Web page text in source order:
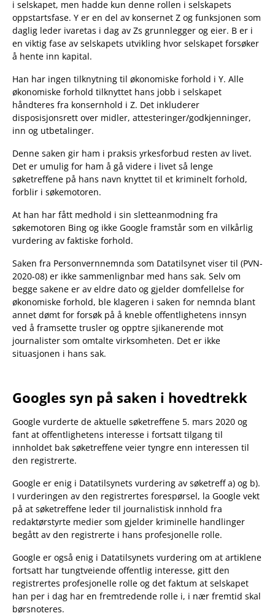
i selskapet, men hadde kun denne rollen i selskapets
oppstartsfase. Y er en del av konsernet Z og funksjonen som
daglig leder ivaretas i dag av Zs grunnlegger og eier. B er i
en viktig fase av selskapets utvikling hvor selskapet forsøker
å hente inn kapital.
Han har ingen tilknytning til økonomiske forhold i Y. Alle
økonomiske forhold tilknyttet hans jobb i selskapet
håndteres fra konsernhold i Z. Det inkluderer
disposisjonsrett over midler, attesteringer/godkjenninger,
inn og utbetalinger.
Denne saken gir ham i praksis yrkesforbud resten av livet.
Det er umulig for ham å gå videre i livet så lenge
søketreffene på hans navn knyttet til et kriminelt forhold,
forblir i søkemotoren.
At han har fått medhold i sin sletteanmodning fra
søkemotoren Bing og ikke Google framstår som en vilkårlig
vurdering av faktiske forhold.
Saken fra Personvernnemnda som Datatilsynet viser til (PVN-
2020-08) er ikke sammenlignbar med hans sak. Selv om
begge sakene er av eldre dato og gjelder domfellelse for
økonomiske forhold, ble klageren i saken for nemnda blant
annet dømt for forsøk på å kneble offentlighetens innsyn
ved å framsette trusler og opptre sjikanerende mot
journalister som omtalte virksomheten. Det er ikke
situasjonen i hans sak.
Googles syn på saken i hovedtrekk
Google vurderte de aktuelle søketreffene 5. mars 2020 og
fant at offentlighetens interesse i fortsatt tilgang til
innholdet bak søketreffene veier tyngre enn interessen til
den registrerte.
Google er enig i Datatilsynets vurdering av søketreff a) og b).
I vurderingen av den registrertes forespørsel, la Google vekt
på at søketreffene leder til journalistisk innhold fra
redaktørstyrte medier som gjelder kriminelle handlinger
begått av den registrerte i hans profesjonelle rolle.
Google er også enig i Datatilsynets vurdering om at artiklene
fortsatt har tungtveiende offentlig interesse, gitt den
registrertes profesjonelle rolle og det faktum at selskapet
han per i dag har en fremtredende rolle i, i nær fremtid skal
børsnoteres.